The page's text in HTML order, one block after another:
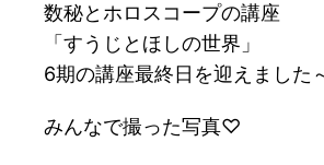
数秘とホロスコープの講座
「すうじとほしの世界」
6期の講座最終日を迎えました
みんなで撮った写真♡